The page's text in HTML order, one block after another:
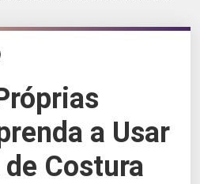
a Usar
Costura